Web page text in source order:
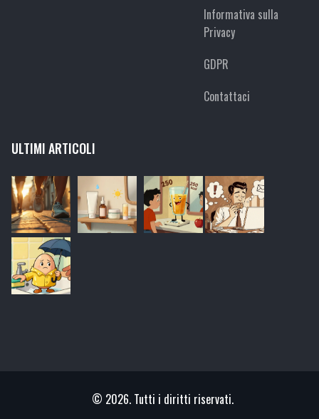
Informativa sulla
Privacy
GDPR
Contattaci
ULTIMI ARTICOLI
© 2026. Tutti i diritti riservati.